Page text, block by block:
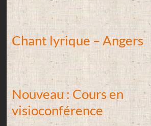
Chant lyrique – Angers
Nouveau : Cours en
visioconférence